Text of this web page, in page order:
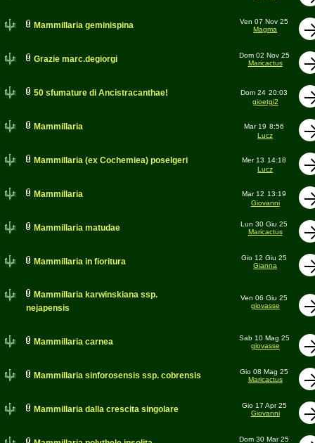
Mammillaria geminispina
Ven 07 Nov 25
Magma
Grazie marc.degiorgi
Dom 02 Nov 25
Maricactus
50 sfumature di Ancistracanthae! Dom 24 20:03
gioetgi2
Mammillaria Mar 19 8:56
Lucz
Mammillaria (ex Cochemiea) poselgeri Mer 13 14:18
Lucz
Mammillaria Mar 12 13:19
Giovanni
Mammillaria matudae
Lun 30 Giu 25
Maricactus
Mammillaria in fioritura
Gio 12 Giu 25
Gianna
Mammillaria karwinskiana ssp.
nejapensis
Ven 06 Giu 25
giovasse
Mammillaria carnea
Sab 10 Mag 25
giovasse
Mammillaria sinforosensis ssp. cobrensis
Gio 08 Mag 25
Maricactus
Mammillaria dalla crescita singolare
Gio 17 Apr 25
Giovanni
Dom 30 Mar 25